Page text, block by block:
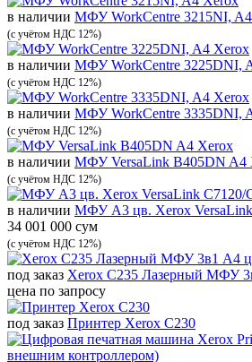
в наличии МФУ WorkCentre 3215NI,
(с учётом НДС 12%)
в наличии МФУ WorkCentre 3225DNI,
(с учётом НДС 12%)
в наличии МФУ WorkCentre 3335DNI,
(с учётом НДС 12%)
в наличии МФУ VersaLink B405DN A4
(с учётом НДС 12%)
в наличии МФУ A3 цв. Xerox VersaLink
34 001 000 сум
(с учётом НДС 12%)
под заказ Xerox C235 Лазерный МФУ
цена по запросу
под заказ Принтер Xerox C230